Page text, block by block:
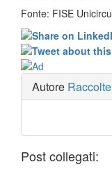
Fonte: FISE
Autore
Post collegati: